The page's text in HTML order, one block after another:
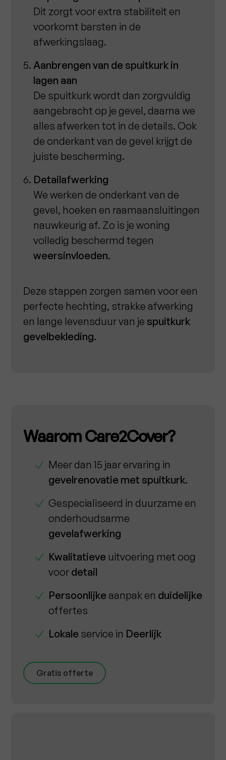
Dit zorgt voor extra stabiliteit en
voorkomt barsten in de
afwerkingslaag.
Aanbrengen van de spuitkurk in
lagen aan
De spuitkurk wordt dan zorgvuldig
aangebracht op je gevel, daarna we
alles afwerken tot in de details. Ook
de onderkant van de gevel krijgt de
juiste bescherming.
Detailafwerking
We werken de onderkant van de
gevel, hoeken en raamaansluitingen
nauwkeurig af. Zo is je woning
volledig beschermd tegen
weersinvloeden.
Deze stappen zorgen samen voor een
perfecte hechting, strakke afwerking
en lange levensduur van je spuitkurk
gevelbekleding.
Waarom Care2Cover?
Meer dan 15 jaar ervaring in
gevelrenovatie met spuitkurk.
Gespecialiseerd in duurzame en
onderhoudsarme
gevelafwerking
Kwalitatieve uitvoering met oog
voor detail
Persoonlijke aanpak en duidelijke
offertes
Lokale service in Deerlijk
Gratis offerte